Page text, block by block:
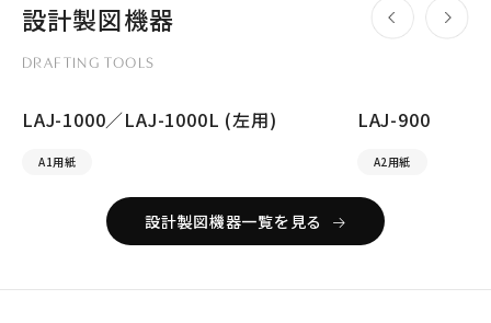
設計製図機器
DRAFTING TOOLS
LAJ-1000／LAJ-1000L (左用)
A1用紙
LAJ-900
A2用紙
設計製図機器一覧を見る